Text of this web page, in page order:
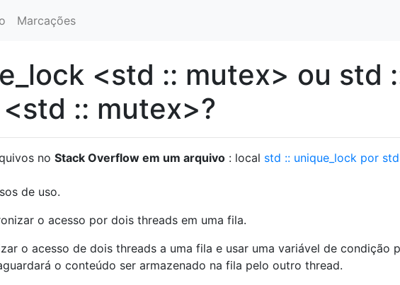
Marcações
<std :: mutex> ou std
:: mutex>?
no Stack Overflow em um arquivo : local std :: unique_lock por
de uso.
o acesso por dois threads em uma fila.
o acesso de dois threads a uma fila e usar uma variável de condição
o conteúdo ser armazenado na fila pelo outro thread.